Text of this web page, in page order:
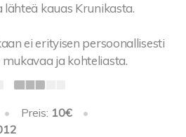
lähteä kauas Krunikasta.
ei erityisen persoonallisesti
ja kohteliasta.
• Preis: 10€
•